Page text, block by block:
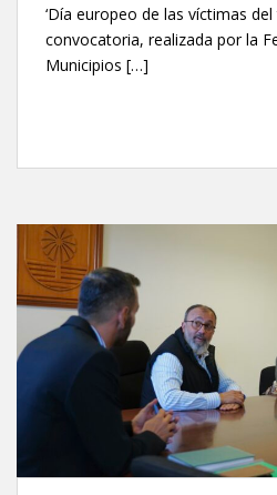
‘Día europeo de las víctimas del
convocatoria, realizada por la
Municipios […]